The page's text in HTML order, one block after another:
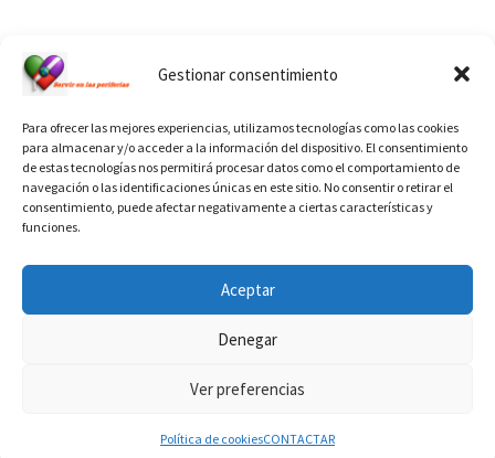
Gestionar consentimiento
Para ofrecer las mejores experiencias, utilizamos tecnologías como las cookies
para almacenar y/o acceder a la información del dispositivo. El consentimiento
de estas tecnologías nos permitirá procesar datos como el comportamiento de
navegación o las identificaciones únicas en este sitio. No consentir o retirar el
consentimiento, puede afectar negativamente a ciertas características y
funciones.
Aceptar
Denegar
Ver preferencias
Política de cookiesCONTACTAR
Diaconado permanente– Todos los derechos reservados
WP